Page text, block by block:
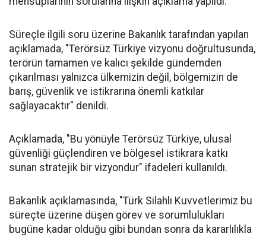
Süreçle ilgili soru üzerine Bakanlık tarafından yapılan
açıklamada, "Terörsüz Türkiye vizyonu doğrultusunda,
terörün tamamen ve kalıcı şekilde gündemden
çıkarılması yalnızca ülkemizin değil, bölgemizin de
barış, güvenlik ve istikrarına önemli katkılar
sağlayacaktır" denildi.
Açıklamada, "Bu yönüyle Terörsüz Türkiye, ulusal
güvenliği güçlendiren ve bölgesel istikrara katkı
sunan stratejik bir vizyondur" ifadeleri kullanıldı.
Bakanlık açıklamasında, "Türk Silahlı Kuvvetlerimiz bu
süreçte üzerine düşen görev ve sorumlulukları
bugüne kadar olduğu gibi bundan sonra da kararlılıkla